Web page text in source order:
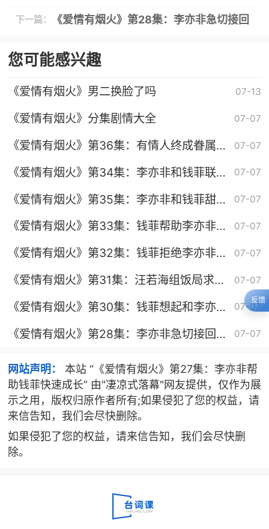
道歉化解公司危机
下一篇： 《爱情有烟火》第28集：李亦非急切接回
您可能感兴趣
《爱情有烟火》男二换脸了吗 07-13
《爱情有烟火》分集剧情大全 07-07
《爱情有烟火》第36集：有情人终成眷属花
07-07
《爱情有烟火》第34集：李亦非和钱菲联手
07-07
《爱情有烟火》第35集：李亦非和钱菲甜蜜
07-07
《爱情有烟火》第33集：钱菲帮助李亦非寻
07-07
《爱情有烟火》第32集：钱菲拒绝李亦非表
07-07
《爱情有烟火》第31集：汪若海组饭局求复
07-07
《爱情有烟火》第30集：钱菲想起和李亦非
07-07
《爱情有烟火》第28集：李亦非急切接回钱
07-07
网站声明：
本站 “《爱情有烟火》第27集：李亦非帮
助钱菲快速成长” 由"凄凉式落幕"网友提供，仅作为展
示之用，版权归原作者所有;如果侵犯了您的权益，请
来信告知，我们会尽快删除。
如果侵犯了您的权益，请来信告知，我们会尽快删
除。
反馈